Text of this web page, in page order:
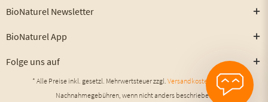
BioNaturel Newsletter
BioNaturel App
Folge uns auf
* Alle Preise inkl. gesetzl. Mehrwertsteuer zzgl. Versandkosten
und ggf.
Nachnahmegebühren, wenn nicht anders beschrieben